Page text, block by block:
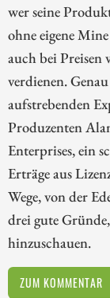
wer seine
ohne eigene
auch bei Preisen
verdienen.
aufstrebenden
Produzenten
Enterprises, ein
Erträge aus
Wege, von der
drei gute
hinzuschauen.
ZUM KOMMENTAR